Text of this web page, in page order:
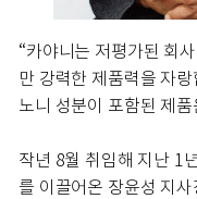
“카야니는 저평가된 회
만 강력한 제품력을 자
노니 성분이 포함된 제
작년 8월 취임해 지난 1
를 이끌어온 장윤성 지